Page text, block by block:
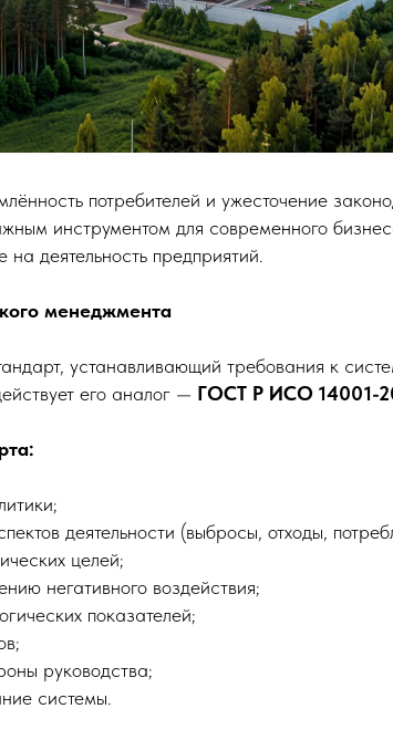
потребителей и ужесточение
инструментом для современного
деятельность предприятий.
менеджмента
устанавливающий требования к
его аналог — ГОСТ Р ИСО 14001-
деятельности (выбросы, отходы,
целей;
негативного воздействия;
показателей;
руководства;
системы.